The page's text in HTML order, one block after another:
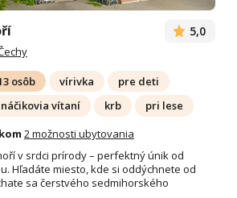
5,0
osôb vírivka
pre deti
vítaní krb
pri lese
2 možnosti ubytovania
v srdci prírody – perfektný únik od
Hľadáte miesto, kde si oddýchnete od
sa čerstvého sedmihorského